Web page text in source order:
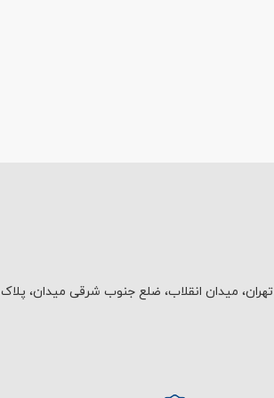
تهران، میدان انقلاب، ضلع جنوب شرقی میدان، پلاک 7، نبش کوچه آبرو